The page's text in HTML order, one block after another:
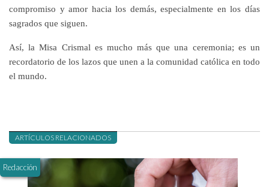
compromiso y amor hacia los demás, especialmente en los días
sagrados que siguen.
Así, la Misa Crismal es mucho más que una ceremonia; es un
recordatorio de los lazos que unen a la comunidad católica en todo
el mundo.
ARTÍCULOS RELACIONADOS
Redacción